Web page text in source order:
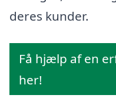
deres kunder.
Få hjælp af en
her!